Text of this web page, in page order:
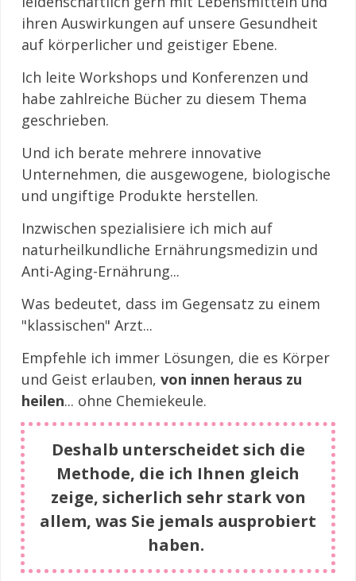
ihren Auswirkungen auf unsere Gesundheit
auf körperlicher und geistiger Ebene.
Ich leite Workshops und Konferenzen und
habe zahlreiche Bücher zu diesem Thema
geschrieben.
Und ich berate mehrere innovative
Unternehmen, die ausgewogene, biologische
und ungiftige Produkte herstellen.
Inzwischen spezialisiere ich mich auf
naturheilkundliche Ernährungsmedizin und
Anti-Aging-Ernährung...
Was bedeutet, dass im Gegensatz zu einem
"klassischen" Arzt...
Empfehle ich immer Lösungen, die es Körper
und Geist erlauben, von innen heraus zu
heilen... ohne Chemiekeule.
Deshalb unterscheidet sich die
Methode, die ich Ihnen gleich
zeige, sicherlich sehr stark von
allem, was Sie jemals ausprobiert
haben.